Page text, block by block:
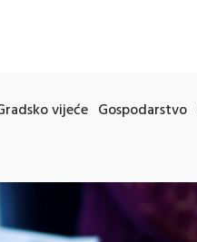
vijeće Gospodarstvo